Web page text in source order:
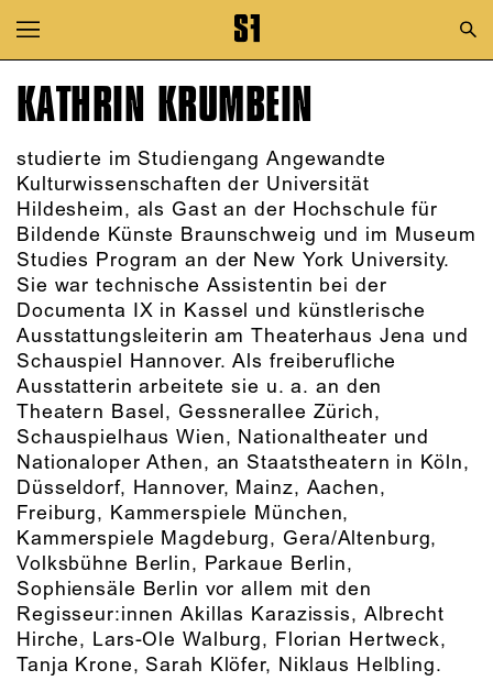
Zur Hauptnavigation springen
Zum Hauptinhalt springen
KATHRIN KRUMBEIN
studierte im Studiengang Angewandte
Kulturwissenschaften der Universität
Hildesheim, als Gast an der Hochschule für
Bildende Künste Braunschweig und im Museum
Studies Program an der New York University.
Sie war technische Assistentin bei der
Documenta IX in Kassel und künstlerische
Ausstattungsleiterin am Theaterhaus Jena und
Schauspiel Hannover. Als freiberufliche
Ausstatterin arbeitete sie u. a. an den
Theatern Basel, Gessnerallee Zürich,
Schauspielhaus Wien, Nationaltheater und
Nationaloper Athen, an Staatstheatern in Köln,
Düsseldorf, Hannover, Mainz, Aachen,
Freiburg, Kammerspiele München,
Kammerspiele Magdeburg, Gera/Altenburg,
Volksbühne Berlin, Parkaue Berlin,
Sophiensäle Berlin vor allem mit den
Regisseur:innen Akillas Karazissis, Albrecht
Hirche, Lars-Ole Walburg, Florian Hertweck,
Tanja Krone, Sarah Klöfer, Niklaus Helbling.